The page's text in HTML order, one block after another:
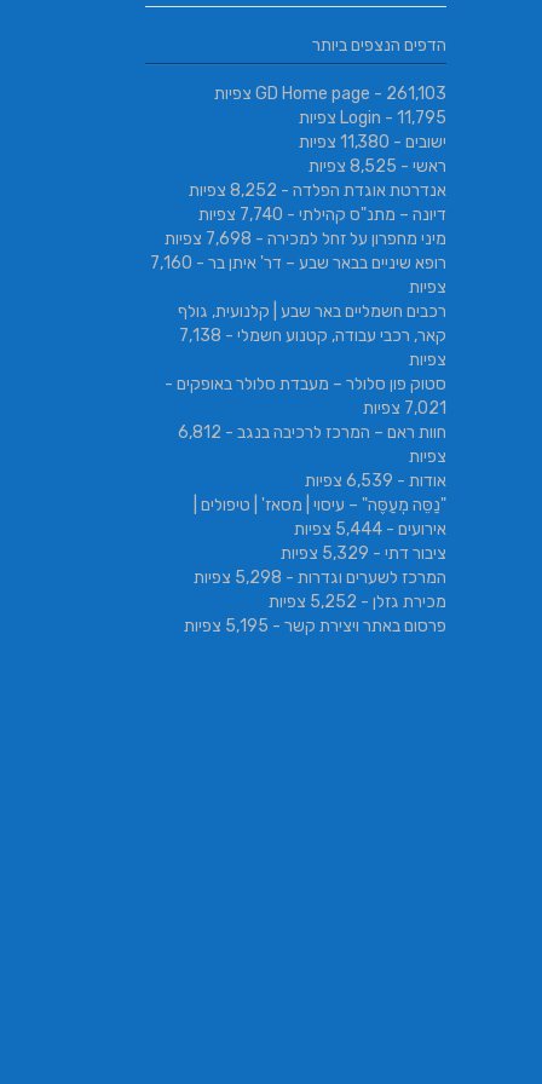
הדפים הנצפים ביותר
GD Home page - 261,103 צפיות
Login - 11,795 צפיות
ישובים - 11,380 צפיות
ראשי - 8,525 צפיות
אנדרטת אוגדת הפלדה - 8,252 צפיות
דיונה – מתנ"ס קהילתי - 7,740 צפיות
מיני מחפרון על זחל למכירה - 7,698 צפיות
רופא שיניים בבאר שבע – דר' איתן בר
- 7,160
צפיות
רכבים חשמליים באר שבע | קלנועית, גולף
קאר, רכבי עבודה, קטנוע חשמלי
- 7,138
צפיות
סטוק פון סלולר – מעבדת סלולר באופקים -
7,021 צפיות
חוות ראם – המרכז לרכיבה בנגב
- 6,812
צפיות
אודות - 6,539 צפיות
"נַסֵּה מְעַסֶּה" – עיסוי | מסאז' | טיפולים |
אירועים - 5,444 צפיות
ציבור דתי - 5,329 צפיות
המרכז לשערים וגדרות - 5,298 צפיות
מכירת גזלן - 5,252 צפיות
פרסום באתר ויצירת קשר - 5,195 צפיות
SABRESA Brewery מבשלת שיכר | מבשלת
בירה